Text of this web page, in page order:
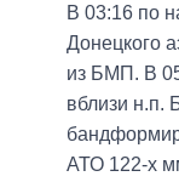
В 03:16 по
Донецкого
из БМП. В
вблизи н.п.
АТО 122-х